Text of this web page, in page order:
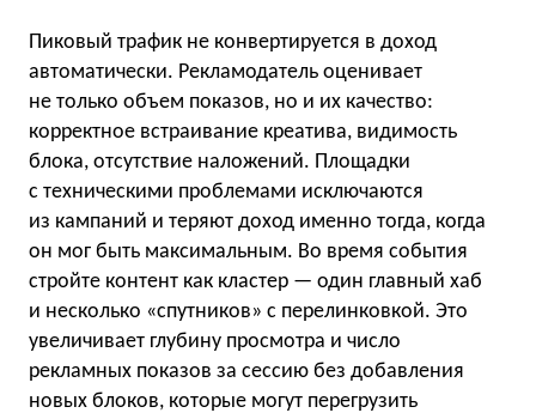
Пиковый трафик не конвертируется в доход
автоматически. Рекламодатель оценивает
не только объем показов, но и их качество:
корректное встраивание креатива, видимость
блока, отсутствие наложений. Площадки
с техническими проблемами исключаются
из кампаний и теряют доход именно тогда, когда
он мог быть максимальным. Во время события
стройте контент как кластер — один главный хаб
и несколько «спутников» с перелинковкой. Это
увеличивает глубину просмотра и число
рекламных показов за сессию без добавления
новых блоков, которые могут перегрузить